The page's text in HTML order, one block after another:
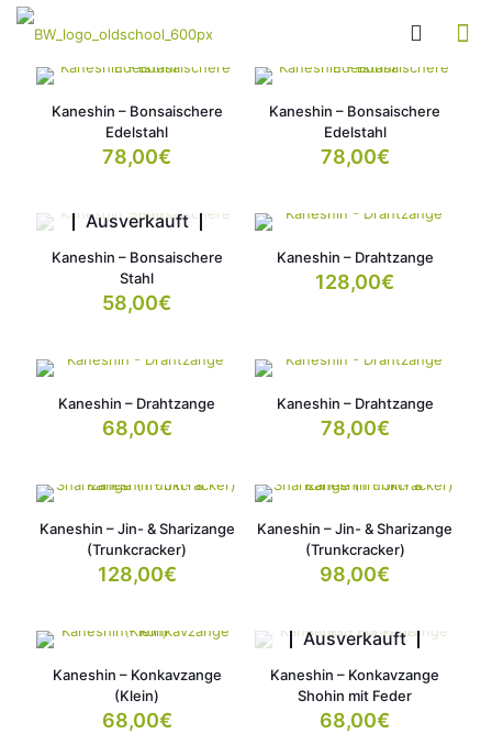
Kaneshin – Bonsaischere
Edelstahl
78,00€
Kaneshin – Bonsaischere
Edelstahl
78,00€
Ausverkauft
Kaneshin – Bonsaischere
Stahl
58,00€
Kaneshin – Drahtzange
128,00€
Kaneshin – Drahtzange
68,00€
Kaneshin – Drahtzange
78,00€
Kaneshin – Jin- & Sharizange
(Trunkcracker)
128,00€
Kaneshin – Jin- & Sharizange
(Trunkcracker)
98,00€
Kaneshin – Konkavzange
(Klein)
68,00€
Ausverkauft
Kaneshin – Konkavzange
Shohin mit Feder
68,00€